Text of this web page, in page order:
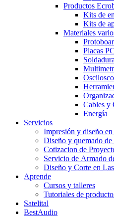
Productos
Kits de
Kits de
Materiales
Placas
Soldadura
Cables y
Energía
Servicios
Impresión y diseño
Diseño y quemado de
Cotizacion de
Servicio de Armado
Diseño y Corte en
Aprende
Cursos y talleres
Tutoriales de
Satelital
BestAudio